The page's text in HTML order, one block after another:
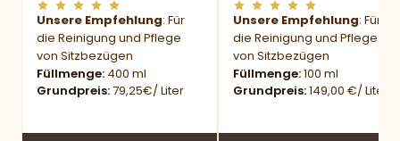
Unsere Empfehlung: Für
die Reinigung und Pflege
von Sitzbezügen
Füllmenge 400 ml
Grundpreis 79,25€/ Liter
Unsere Empfehlung: Für
die Reinigung und Pflege
von Sitzbezügen
Füllmenge 100 ml
Grundpreis 149,00 €/ Liter